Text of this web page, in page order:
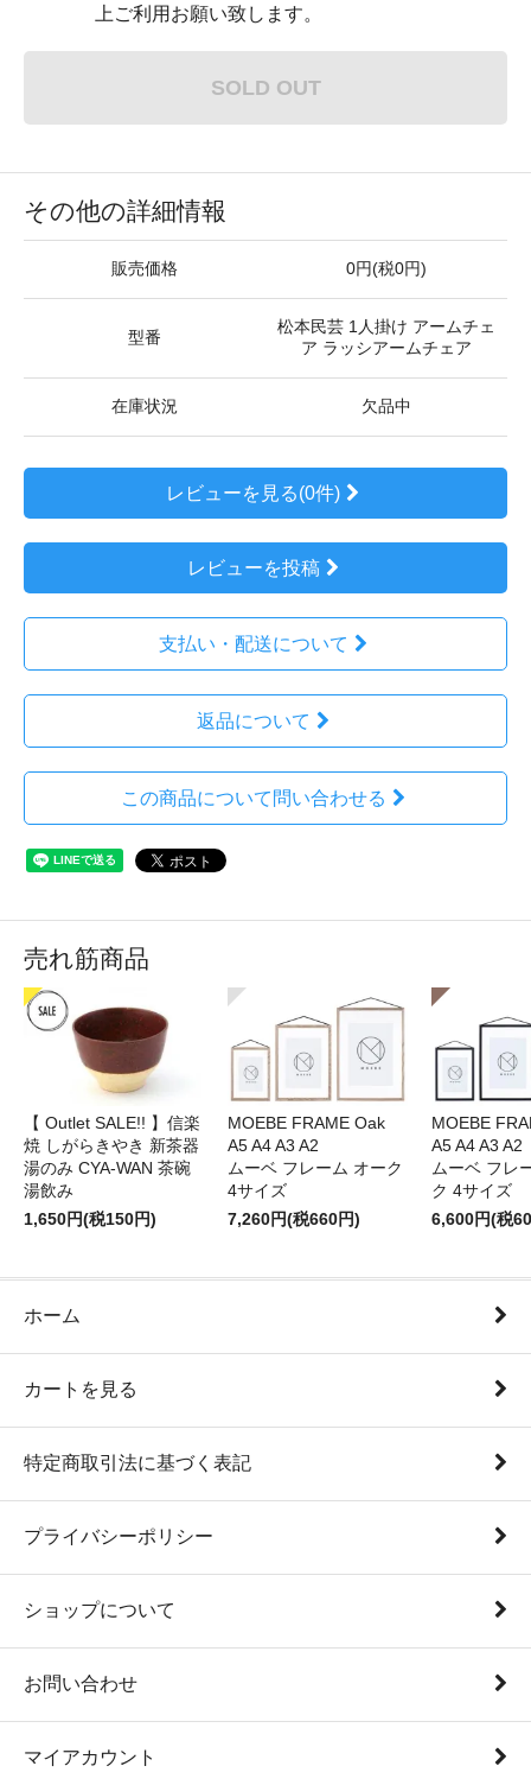
上ご利用お願い致します。
SOLD OUT
その他の詳細情報
販売価格 0円(税0円)
型番
松本民芸 1人掛け アームチェ
ア ラッシアームチェア
在庫状況 欠品中
レビューを見る(0件)
レビューを投稿
支払い・配送について
返品について
この商品について問い合わせる
売れ筋商品
【 Outlet SALE!! 】信楽
焼 しがらきやき 新茶器
湯のみ CYA-WAN 茶碗
湯飲み
1,650円(税150円)
MOEBE FRAME Oak
A5 A4 A3 A2
ムーベ フレーム オーク
4サイズ
7,260円(税660円)
MOEBE
A5 A4 A3 A2
ムーベ フレ
ク 4サイズ
6,600円(税
ホーム
カートを見る
特定商取引法に基づく表記
プライバシーポリシー
ショップについて
お問い合わせ
マイアカウント